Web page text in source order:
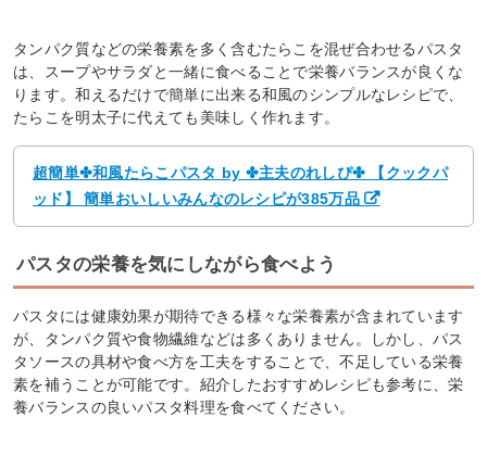
タンパク質などの栄養素を多く含むたらこを混ぜ合わせるパスタ
は、スープやサラダと一緒に食べることで栄養バランスが良くな
ります。和えるだけで簡単に出来る和風のシンプルなレシピで、
たらこを明太子に代えても美味しく作れます。
超簡単✤和風たらこパスタ by ✤主夫のれしぴ✤ 【クックパ
ッド】 簡単おいしいみんなのレシピが385万品
パスタの栄養を気にしながら食べよう
パスタには健康効果が期待できる様々な栄養素が含まれています
が、タンパク質や食物繊維などは多くありません。しかし、パス
タソースの具材や食べ方を工夫をすることで、不足している栄養
素を補うことが可能です。紹介したおすすめレシピも参考に、栄
養バランスの良いパスタ料理を食べてください。